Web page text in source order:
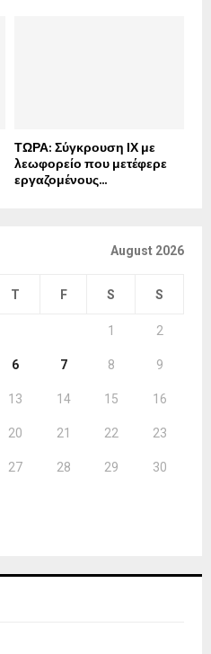
ΤΩΡΑ: Σύγκρουση ΙΧ με
λεωφορείο που μετέφερε
εργαζομένους...
August 2026
T F S S
1 2
6 7 8 9
13 14 15 16
20 21 22 23
27 28 29 30